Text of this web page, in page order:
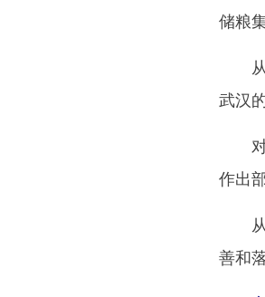
储粮
从
武汉
对
作出
从
善和